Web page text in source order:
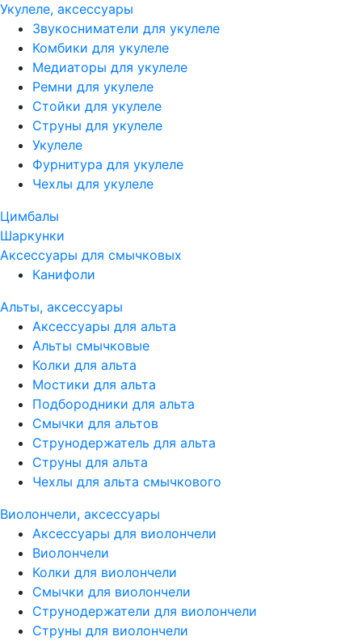
Укулеле, аксессуары
Звукосниматели для укулеле
Комбики для укулеле
Медиаторы для укулеле
Ремни для укулеле
Стойки для укулеле
Струны для укулеле
Укулеле
Фурнитура для укулеле
Чехлы для укулеле
Цимбалы
Шаркунки
Аксессуары для смычковых
Канифоли
Альты, аксессуары
Аксессуары для альта
Альты смычковые
Колки для альта
Мостики для альта
Подбородники для альта
Смычки для альтов
Струнодержатель для альта
Струны для альта
Чехлы для альта смычкового
Виолончели, аксессуары
Аксессуары для виолончели
Виолончели
Колки для виолончели
Смычки для виолончели
Струнодержатели для виолончели
Струны для виолончели